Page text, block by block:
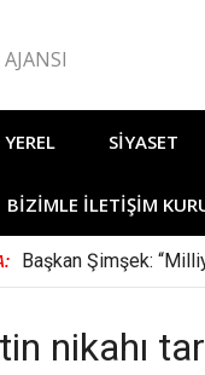
YEREL SIYASET
BIZIMLE İLETIŞIM
Başkan Şimşek:
nikahı